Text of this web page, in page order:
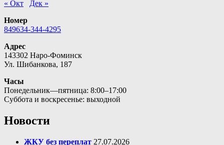
« Окт
Дек »
Номер
849634-344-4295
Адрес
143302 Наро-Фоминск
Ул. Шибанкова, 187
Часы
Понедельник—пятница: 8:00–17:00
Суббота и воскресенье: выходной
Новости
ЖКУ без переплат 27.07.2026